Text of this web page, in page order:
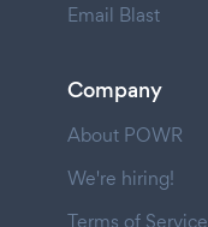
Email Blast
Company
About POWR
We're hiring!
Terms of Service